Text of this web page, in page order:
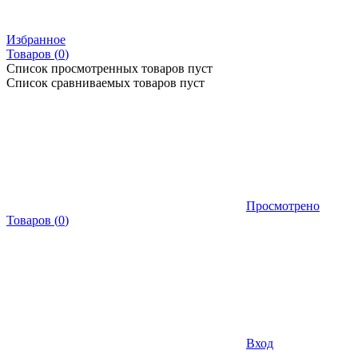
Избранное
Товаров (0)
Список просмотренных товаров пуст
Список сравниваемых товаров пуст
Просмотрено
Товаров (0)
Вход